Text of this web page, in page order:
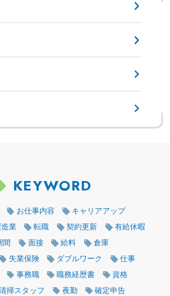
KEYWORD
お仕事内容
キャリアアップ
業 転職 契約更新
有給休暇
間 面接 給料
倉庫
失業保険 ダブルワーク
仕事
事務職 職務経歴書
資格
掃スタッフ 夜勤
確定申告